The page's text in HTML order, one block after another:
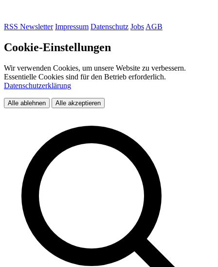
RSS Newsletter Impressum Datenschutz Jobs AGB
Cookie-Einstellungen
Wir verwenden Cookies, um unsere Website zu verbessern.
Essentielle Cookies sind für den Betrieb erforderlich.
Datenschutzerklärung
Alle ablehnen Alle akzeptieren